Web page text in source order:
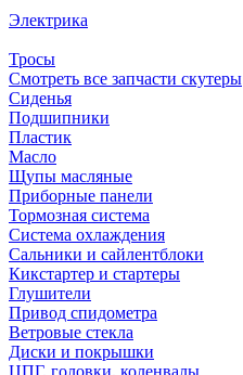
Электрика
Тросы
Смотреть все запчасти скутеры
Сиденья
Подшипники
Пластик
Масло
Щупы масляные
Приборные панели
Тормозная система
Система охлаждения
Сальники и сайлентблоки
Кикстартер и стартеры
Глушители
Привод спидометра
Ветровые стекла
Диски и покрышки